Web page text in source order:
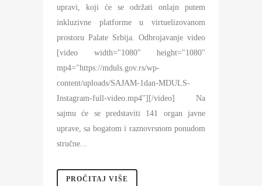
upravi, koji će se održati onlajn putem
inkluzivne platforme u virtuelizovanom
prostoru Palate Srbija. Odbrojavanje video
[video width="1080" height="1080"
mp4="https://mduls.gov.rs/wp-
content/uploads/SAJAM-1dan-MDULS-
Instagram-full-video.mp4"][/video] Na
sajmu će se predstaviti 141 organ javne
uprave, sa bogatom i raznovrsnom ponudom
stručne...
PROČITAJ VIŠE